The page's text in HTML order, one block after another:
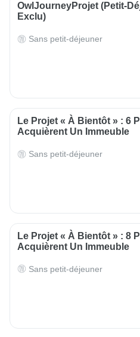
OwlJourneyProjet (petit-
Exclu)
Sans petit-déjeuner
Le Projet « À Bientôt » : 6
Acquièrent Un Immeuble
Sans petit-déjeuner
Le Projet « À Bientôt » : 8
Acquièrent Un Immeuble
Sans petit-déjeuner